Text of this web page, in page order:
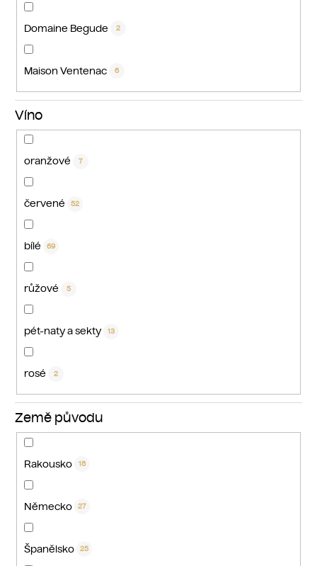
Domaine Begude 2
Maison Ventenac 6
Víno
oranžové 7
červené 52
bílé 69
růžové 5
pét-naty a sekty 13
rosé 2
Země původu
Rakousko 18
Německo 27
Španělsko 25